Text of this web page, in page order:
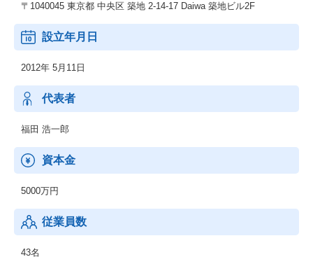
〒1040045 東京都 中央区 築地 2-14-17 Daiwa 築地ビル2F
設立年月日
2012年 5月11日
代表者
福田 浩一郎
資本金
5000万円
従業員数
43名